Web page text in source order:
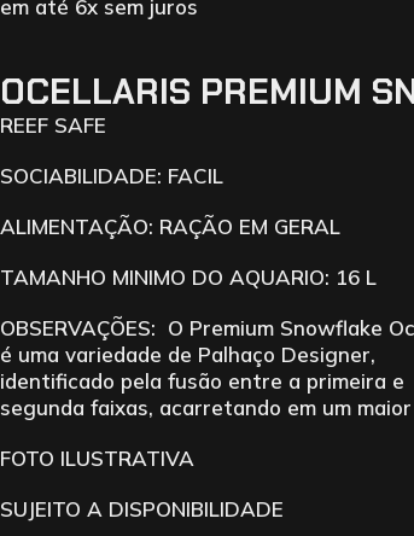
em até 6x sem juros
OCELLARIS PREMIUM
REEF SAFE
SOCIABILIDADE: FACIL
ALIMENTAÇÃO: RAÇÃO EM GERAL
TAMANHO MINIMO DO AQUARIO: 16 L
OBSERVAÇÕES: O Premium Snowflake
é uma variedade de Palhaço Designer,
identificado pela fusão entre a primeira e
segunda faixas, acarretando em um
FOTO ILUSTRATIVA
SUJEITO A DISPONIBILIDADE